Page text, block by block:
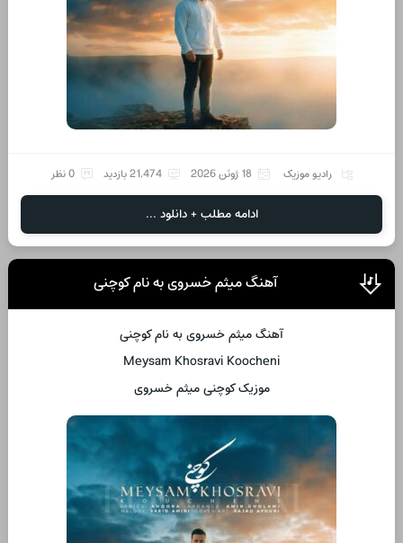
رادیو موزیک 18 ژوئن 2026 21,474 بازدید 0 نظر
ادامه مطلب + دانلود ...
آهنگ میثم خسروی به نام کوچنی
آهنگ میثم خسروی به نام کوچنی
Meysam Khosravi Koocheni
موزیک کوچنی میثم خسروی